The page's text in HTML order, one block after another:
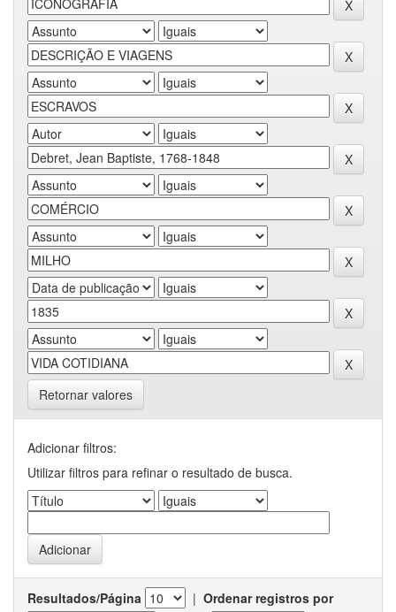
Retornar valores
Adicionar filtros:
Utilizar filtros para refinar o resultado de busca.
Resultados/Página | Ordenar registros por